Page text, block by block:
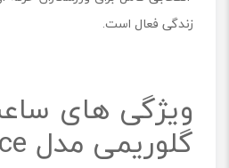
زندگی فعال است.
ویژگی های
گلوریمی مدل GX Trace